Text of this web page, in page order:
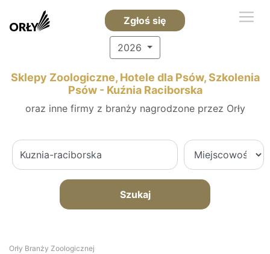
Zgłoś się
2026
Sklepy Zoologiczne, Hotele dla Psów, Szkolenia
Psów - Kuźnia Raciborska
oraz inne firmy z branży nagrodzone przez Orły
Szukaj
Orły Branży Zoologicznej